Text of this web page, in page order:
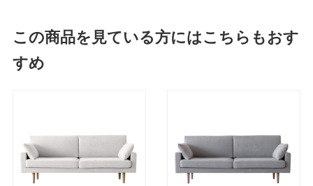
この商品を見ている方にはこちらもおす
すめ